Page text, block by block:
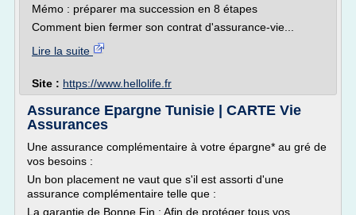
Mémo : préparer ma succession en 8 étapes
Comment bien fermer son contrat d'assurance-vie...
Lire la suite
Site : https://www.hellolife.fr
Assurance Epargne Tunisie | CARTE Vie
Assurances
Une assurance complémentaire à votre épargne* au gré de
vos besoins :
Un bon placement ne vaut que s'il est assorti d'une
assurance complémentaire telle que :
La garantie de Bonne Fin : Afin de protéger tous vos